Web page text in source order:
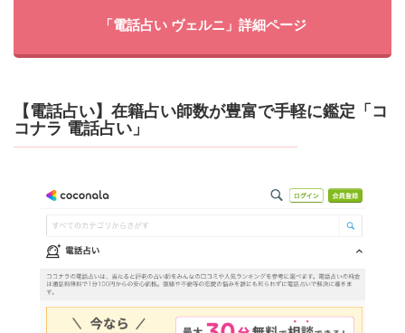
「電話占い ヴェルニ」詳細ページ
【電話占い】在籍占い師数が豊富で手軽に鑑定「コ
コナラ 電話占い」